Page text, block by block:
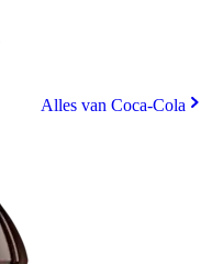
Alles van Coca-Cola